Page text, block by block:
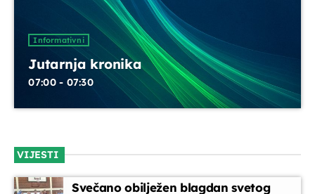
Servisne informacije
07:30 - 07:35
Glazbeni blok
07:35 - 08:00
Melodija dana
Informativni
Jutarnja kronika
07:00 - 07:30
VIJESTI
Svečano obilježen blagdan svetog